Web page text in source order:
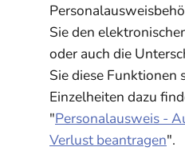
Sie den
oder auch die
Sie diese Funktionen
Einzelheiten dazu
"Personalausweis -
Verlust beantragen".